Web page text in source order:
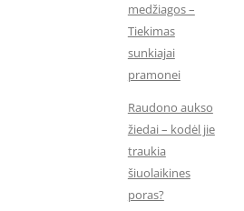
medžiagos –
Tiekimas
sunkiajai
pramonei
Raudono aukso
žiedai – kodėl jie
traukia
šiuolaikines
poras?